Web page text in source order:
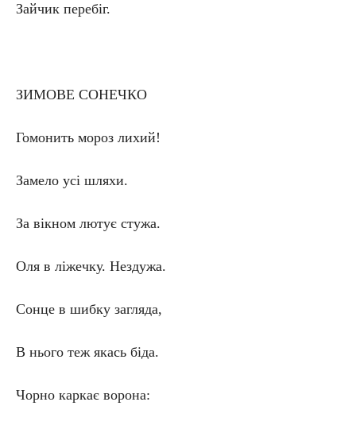
Зайчик перебіг.
ЗИМОВЕ СОНЕЧКО
Гомонить мороз лихий!
Замело усі шляхи.
За вікном лютує стужа.
Оля в ліжечку. Нездужа.
Сонце в шибку загляда,
В нього теж якась біда.
Чорно каркає ворона: